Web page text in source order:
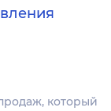
который